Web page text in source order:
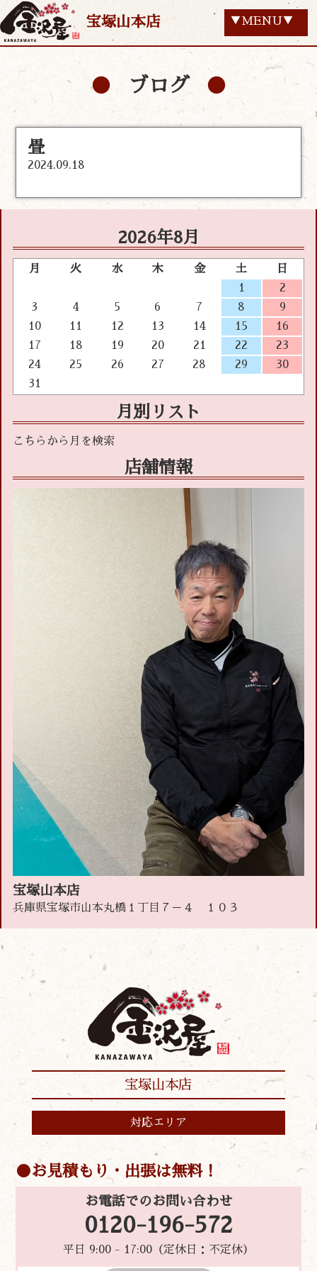
宝塚山本店 ▼MENU▼
ブログ
畳
2024.09.18
2026年8月
月 火 水 木 金 土
日
1
2
3
4 5 6 7 8
9
10
11 12 13 14 15
16
17
18 19 20 21 22
23
24
25 26 27 28 29
30
31
月別リスト
店舗情報
宝塚山本店
兵庫県宝塚市山本丸橋１丁目７－４ １０３
宝塚山本店
対応エリア
お見積もり・出張は無料！
お電話でのお問い合わせ
0120-196-572
平日 9:00 - 17:00（定休日：不定休）